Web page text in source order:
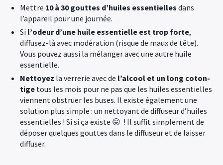
Mettre 10 à 30 gouttes d’huiles essentielles dans
l’appareil pour une journée.
Si l’odeur d’une huile essentielle est trop forte,
diffusez-là avec modération (risque de maux de tête).
Vous pouvez aussi la mélanger avec une autre huile
essentielle.
Nettoyez la verrerie avec de l’alcool et un long coton-
tige tous les mois pour ne pas que les huiles essentielles
viennent obstruer les buses. Il existe également une
solution plus simple : un nettoyant de diffuseur d’huiles
essentielles ! Si si ça existe 😛 ! Il suffit simplement de
déposer quelques gouttes dans le diffuseur et de laisser
diffuser.